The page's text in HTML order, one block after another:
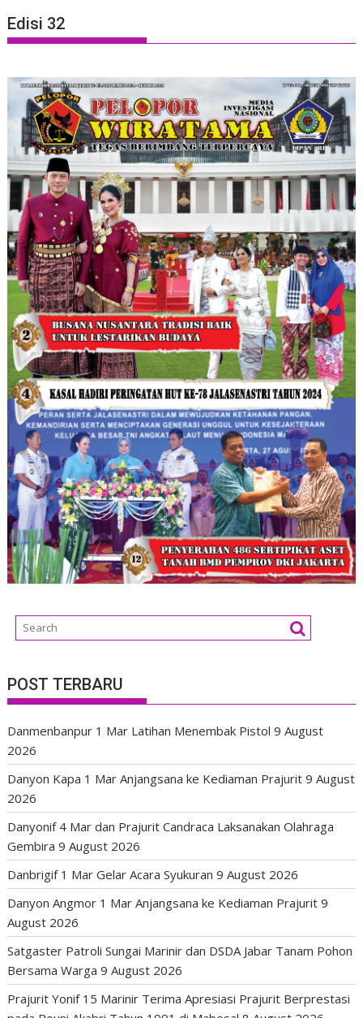
Edisi 32
POST TERBARU
Danmenbanpur 1 Mar Latihan Menembak Pistol 9 August
2026
Danyon Kapa 1 Mar Anjangsana ke Kediaman Prajurit 9 August
2026
Danyonif 4 Mar dan Prajurit Candraca Laksanakan Olahraga
Gembira 9 August 2026
Danbrigif 1 Mar Gelar Acara Syukuran 9 August 2026
Danyon Angmor 1 Mar Anjangsana ke Kediaman Prajurit 9
August 2026
Satgaster Patroli Sungai Marinir dan DSDA Jabar Tanam Pohon
Bersama Warga 9 August 2026
Prajurit Yonif 15 Marinir Terima Apresiasi Prajurit Berprestasi